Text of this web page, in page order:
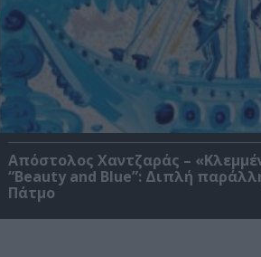
Απόστολος Χαντζαράς –
“Beauty and Blue”: Διπλή
Πάτμο